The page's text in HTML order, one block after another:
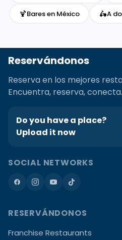
🍹Bares en México 🛵A
Reservándonos
Reserva en los mejores
Encuentra, reserva, conecta.
Do you have a place?
Upload it now
SOCIAL NETWORKS
RESERVÁNDONOS
Franchise Restaurants